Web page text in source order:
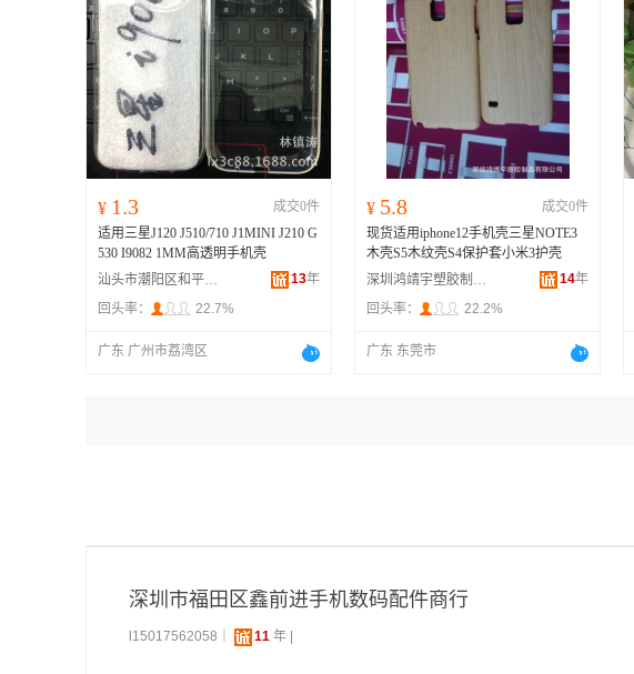
¥ 1.3
成交0件
适用三星J120 J510/710 J1MINI J210 G
530 I9082 1MM高透明手机壳
汕头市潮阳区和平乐祥手机配件店
13年
回头率：
22.7%
广东 广州市荔湾区
¥ 5.8
成交0件
现货适用iphone12手机壳三星NOTE3
木壳S5木纹壳S4保护套小米3护壳
深圳鸿靖宇塑胶制品有限公司
14年
回头率：
22.2%
广东 东莞市
深圳市福田区鑫前进手机数码配件商行
l15017562058｜ 11 年 |